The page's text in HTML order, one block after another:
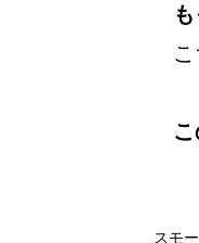
こ
スモ